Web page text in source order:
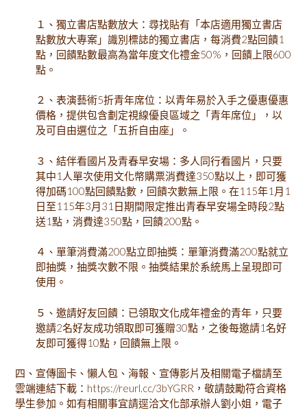
１、獨立書店點數放大：尋找貼有「本店適用獨立書店
點數放大專案」識別標誌的獨立書店，每消費2點回饋1
點，回饋點數最高為當年度文化禮金50%，回饋上限600
點。
２、表演藝術5折青年席位：以青年易於入手之優惠優惠
價格，提供包含劃定視線優良區域之「青年席位」，以
及可自由選位之「五折自由座」。
３、結伴看國片及青春早安場：多人同行看國片，只要
其中1人單次使用文化幣購票消費達350點以上，即可獲
得加碼100點回饋點數，回饋次數無上限。在115年1月1
日至115年3月31日期間限定推出青春早安場全時段2點
送1點，消費達350點，回饋200點。
４、單筆消費滿200點立即抽獎：單筆消費滿200點就立
即抽獎，抽獎次數不限。抽獎結果於系統馬上呈現即可
使用。
５、邀請好友回饋：已領取文化成年禮金的青年，只要
邀請2名好友成功領取即可獲贈30點，之後每邀請1名好
友即可獲得10點，回饋無上限。
四、宣傳圖卡、懶人包、海報、宣傳影片及相關電子檔請至
雲端連結下載：https://reurl.cc/3bYGRR，敬請鼓勵符合資格
學生參加。如有相關事宜請逕洽文化部承辦人劉小姐，電子